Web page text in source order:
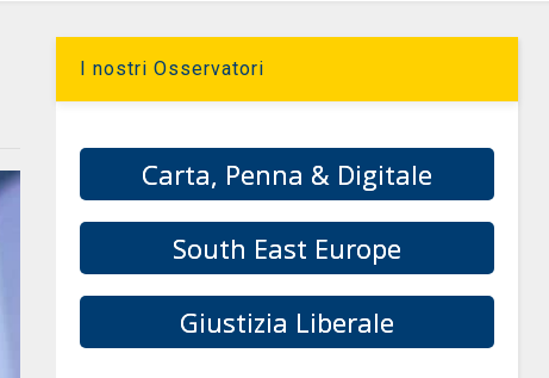
I nostri Osservatori
Carta, Penna & Digitale
South East Europe
Giustizia Liberale